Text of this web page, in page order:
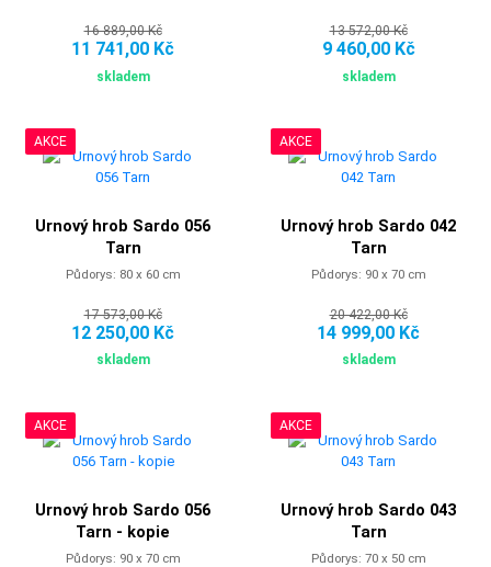
16 889,00 Kč
11 741,00 Kč
skladem
13 572,00 Kč
9 460,00 Kč
skladem
AKCE
Urnový hrob Sardo 056
Tarn
Půdorys: 80 x 60 cm
17 573,00 Kč
12 250,00 Kč
skladem
AKCE
Urnový hrob Sardo 042
Tarn
Půdorys: 90 x 70 cm
20 422,00 Kč
14 999,00 Kč
skladem
AKCE
Urnový hrob Sardo 056
Tarn - kopie
Půdorys: 90 x 70 cm
AKCE
Urnový hrob Sardo 043
Tarn
Půdorys: 70 x 50 cm